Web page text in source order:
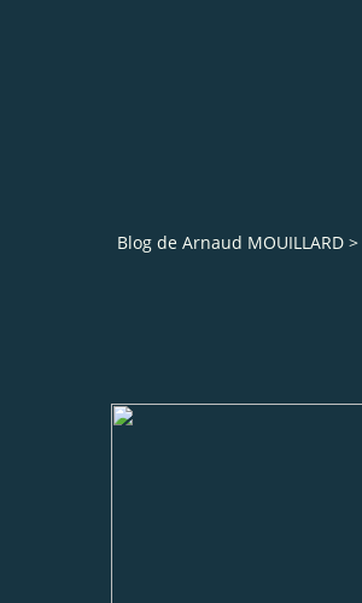
Blog de Arnaud MOUILLARD >